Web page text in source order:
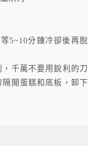
5~10分鐘冷卻後再脫
千萬不要用銳利的刀
開蛋糕和底板，卸下